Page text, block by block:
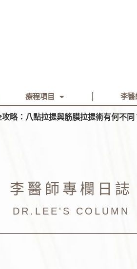
療程項目 李醫
略：八點拉提與筋膜拉提術有何不
李醫師專欄日誌
DR.LEE'S COLUMN